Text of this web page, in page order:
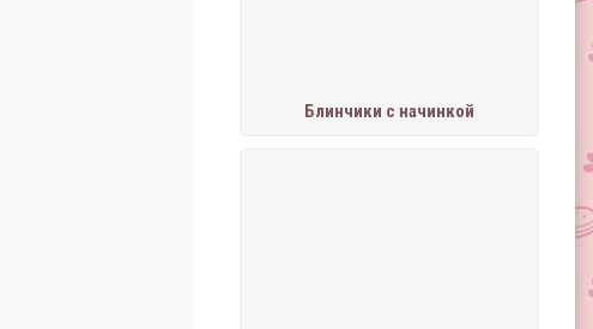
Блинчики с начинкой